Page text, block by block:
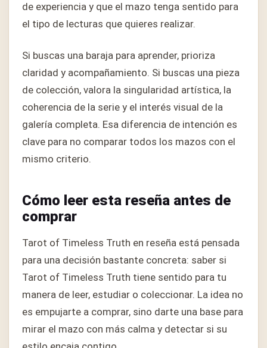
de experiencia y que el mazo tenga sentido para
el tipo de lecturas que quieres realizar.
Si buscas una baraja para aprender, prioriza
claridad y acompañamiento. Si buscas una pieza
de colección, valora la singularidad artística, la
coherencia de la serie y el interés visual de la
galería completa. Esa diferencia de intención es
clave para no comparar todos los mazos con el
mismo criterio.
Cómo leer esta reseña antes de
comprar
Tarot of Timeless Truth en reseña está pensada
para una decisión bastante concreta: saber si
Tarot of Timeless Truth tiene sentido para tu
manera de leer, estudiar o coleccionar. La idea no
es empujarte a comprar, sino darte una base para
mirar el mazo con más calma y detectar si su